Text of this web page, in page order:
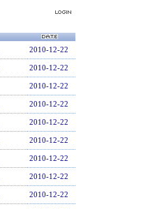
2010-12-22
2010-12-22
2010-12-22
2010-12-22
2010-12-22
2010-12-22
2010-12-22
2010-12-22
2010-12-22